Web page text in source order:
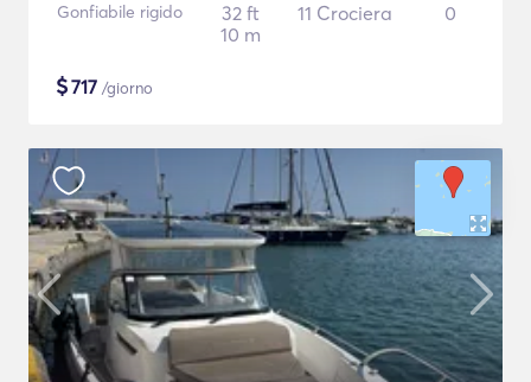
Gonfiabile rigido
32 ft
10 m
11 Crociera 0
$717 /giorno